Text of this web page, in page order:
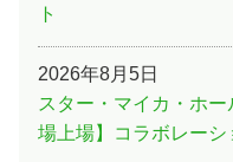
ト
2026年8月5日
スター・マイカ・ホ
場上場】コラボレー